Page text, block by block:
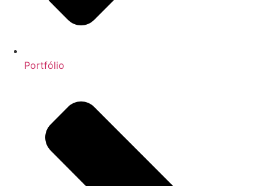
Portfólio